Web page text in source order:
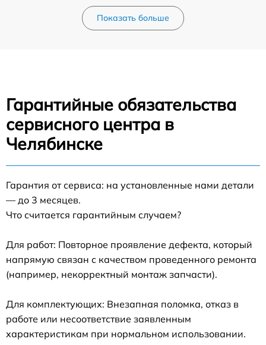
Показать больше
Гарантийные обязательства
сервисного центра в
Челябинске
Гарантия от сервиса: на установленные нами детали
— до 3 месяцев.
Что считается гарантийным случаем?
Для работ: Повторное проявление дефекта, который
напрямую связан с качеством проведенного ремонта
(например, некорректный монтаж запчасти).
Для комплектующих: Внезапная поломка, отказ в
работе или несоответствие заявленным
характеристикам при нормальном использовании.